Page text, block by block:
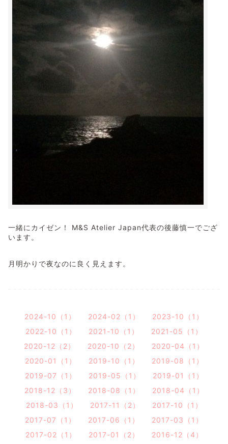
一緒にカイゼン！ M&S Atelier Japan代表の後藤慎一でござ
います。
月明かりで夜なのに良く見えます。
2024-10（1） 2024-02（1）
2023-10（1）
2022-10（1）
2021-10（1）
2021-05（1）
2020-12（2）
2020-10（2）
2020-04（1）
2020-01（1）
2019-10（1）
2019-08（1）
2019-07（1）
2019-05（1）
2019-01（1）
2018-12（3）
2018-08（1）
2018-04（1）
2018-03（1）
2017-11（2）
2017-10（1）
2017-07（1）
2017-06（1）
2017-03（1）
2017-02（1）
2017-01（2）
2016-12（4）